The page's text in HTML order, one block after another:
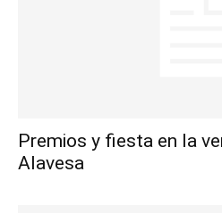
Premios y fiesta en la
Alavesa